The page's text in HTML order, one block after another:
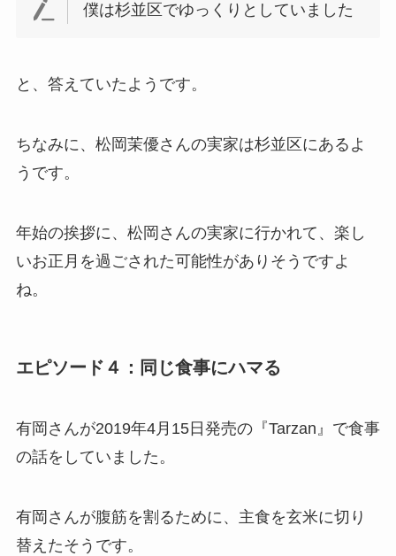
僕は杉並区でゆっくりとしていました
と、答えていたようです。
ちなみに、松岡茉優さんの実家は杉並区にあるよ
うです。
年始の挨拶に、松岡さんの実家に行かれて、楽し
いお正月を過ごされた可能性がありそうですよ
ね。
エピソード４：同じ食事にハマる
有岡さんが2019年4月15日発売の『Tarzan』で食事
の話をしていました。
有岡さんが腹筋を割るために、主食を玄米に切り
替えたそうです。